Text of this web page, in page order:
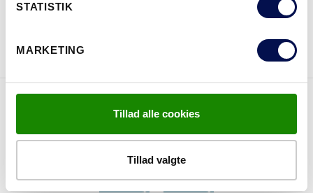
STATISTIK
MARKETING
Tillad alle cookies
Tillad valgte
EGENSKABER